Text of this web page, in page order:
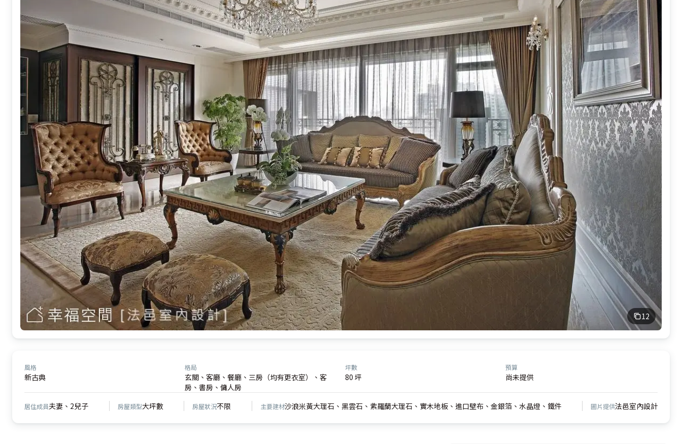
12
風格
新古典
格局
玄關、客廳、餐廳、三房（均有更衣室）、客
房、書房、傭人房
坪數
80 坪
預算
尚未提供
居住成員夫妻、2兒子 房屋類型大坪數 房屋狀況不限 主要建材沙浪米黃大理石、黑雲石、紫羅蘭大理石、實木地板、進口壁布、金銀箔、水晶燈、鐵件 圖片提供法邑室內設計